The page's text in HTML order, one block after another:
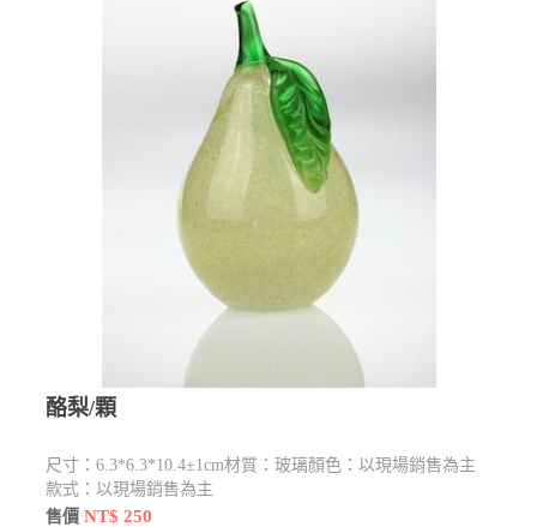
酪梨/顆
尺寸：6.3*6.3*10.4±1cm材質：玻璃顏色：以現場銷售為主
款式：以現場銷售為主
售價NT$ 250